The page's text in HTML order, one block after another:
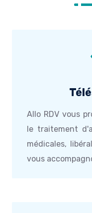
Allo RDV vous
le traitement
médicales,
vous